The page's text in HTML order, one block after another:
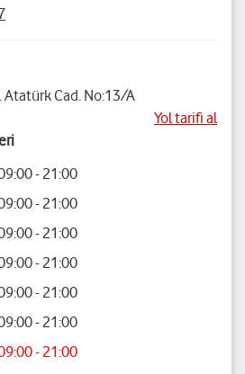
Atatürk Cad. No:13/A
Yol tarifi al
- 21:00
- 21:00
- 21:00
- 21:00
- 21:00
- 21:00
- 21:00